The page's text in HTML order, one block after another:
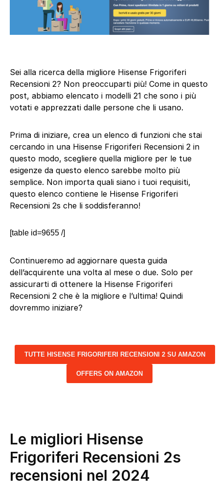
Sei alla ricerca della migliore Hisense Frigoriferi
Recensioni 2? Non preoccuparti più! Come in questo
post, abbiamo elencato i modelli 21 che sono i più
votati e apprezzati dalle persone che li usano.
Prima di iniziare, crea un elenco di funzioni che stai
cercando in una Hisense Frigoriferi Recensioni 2 in
questo modo, scegliere quella migliore per le tue
esigenze da questo elenco sarebbe molto più
semplice. Non importa quali siano i tuoi requisiti,
questo elenco contiene le Hisense Frigoriferi
Recensioni 2s che li soddisferanno!
[table id=9655 /]
Continueremo ad aggiornare questa guida
dell’acquirente una volta al mese o due. Solo per
assicurarti di ottenere la Hisense Frigoriferi
Recensioni 2 che è la migliore e l’ultima! Quindi
dovremmo iniziare?
TUTTE HISENSE FRIGORIFERI RECENSIONI 2 SU AMAZON
OFFERS ON AMAZON
Le migliori Hisense
Frigoriferi Recensioni 2s
recensioni nel 2024